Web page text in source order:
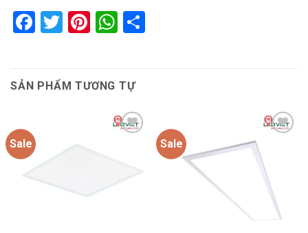
Facebook
Twitter
Pinterest
WhatsApp
SẢN PHẨM TƯƠNG TỰ
Sale
Add to
wishlist
Sale
Add to
wishlist